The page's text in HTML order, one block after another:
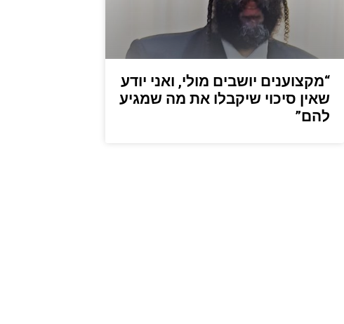
“מקצוענים יושבים מולי, ואני יודע
שאין סיכוי שיקבלו את מה שמגיע
להם”